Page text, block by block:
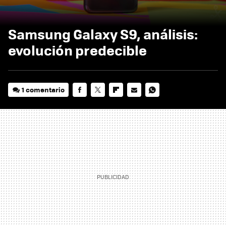
Samsung Galaxy S9, análisis:
evolución predecible
1 comentario
MAIL